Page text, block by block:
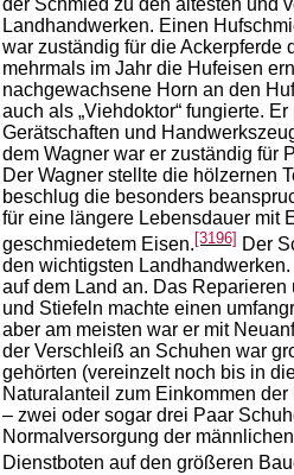
Landhandwerken. Einen
war zuständig für die Ackerpferde
mehrmals im Jahr die Hufeisen
nachgewachsene Horn an den
auch als „Viehdoktor“ fungierte.
Gerätschaften und
dem Wagner war er zuständig für
Der Wagner stellte die hölzernen
beschlug die besonders
für eine längere Lebensdauer mit
geschmiedetem Eisen.[3196] Der
den wichtigsten Landhandwerken.
auf dem Land an. Das
und Stiefeln machte einen
aber am meisten war er mit
der Verschleiß an Schuhen war
gehörten (vereinzelt noch bis in
Naturalanteil zum Einkommen
– zwei oder sogar drei Paar
Normalversorgung der
Dienstboten auf den größeren